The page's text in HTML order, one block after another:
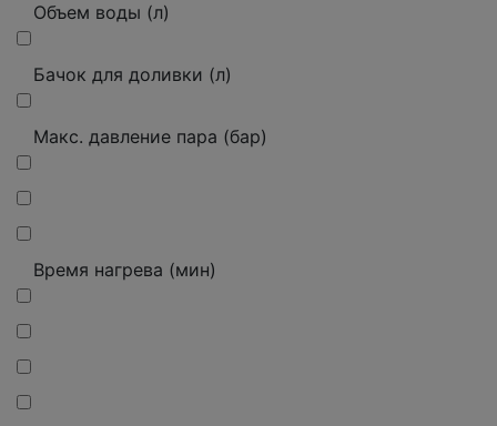
Объем воды (л)
Бачок для доливки (л)
Макс. давление пара (бар)
Время нагрева (мин)